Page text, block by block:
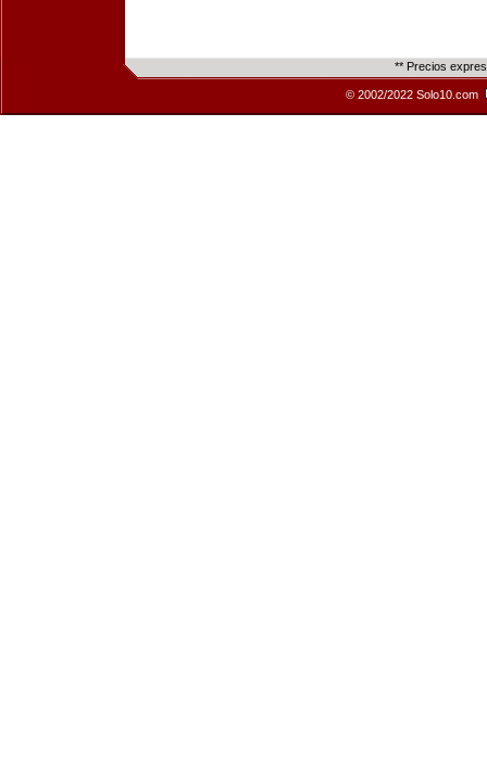
** Precios
© 2002/2022 Solo10.com